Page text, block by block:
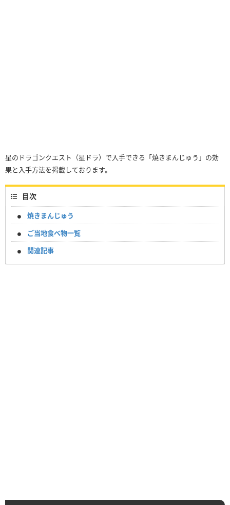
星のドラゴンクエスト（星ドラ）で入手できる「焼きまんじゅう」の効
果と入手方法を掲載しております。
目次
焼きまんじゅう
ご当地食べ物一覧
関連記事